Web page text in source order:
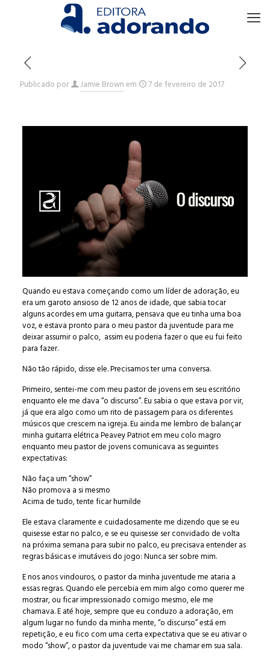
Publicado por Jamie Brownem 7 de fevereiro de 2017
Quando eu estava começando como um líder de adoração, eu
era um garoto ansioso de 12 anos de idade, que sabia tocar
alguns acordes em uma guitarra, pensava que eu tinha uma boa
voz, e estava pronto para o meu pastor da juventude para me
deixar assumir o palco, assim eu poderia fazer o que eu fui feito
para fazer.
Não tão rápido, disse ele. Precisamos ter uma conversa.
Primeiro, sentei-me com meu pastor de jovens em seu escritório
enquanto ele me dava “o discurso”. Eu sabia o que estava por vir,
já que era algo como um rito de passagem para os diferentes
músicos que crescem na igreja. Eu ainda me lembro de balançar
minha guitarra elétrica Peavey Patriot em meu colo magro
enquanto meu pastor de jovens comunicava as seguintes
expectativas:
Não faça um “show”
Não promova a si mesmo
Acima de tudo, tente ficar humilde
Ele estava claramente e cuidadosamente me dizendo que se eu
quisesse estar no palco, e se eu quisesse ser convidado de volta
na próxima semana para subir no palco, eu precisava entender as
regras básicas e imutáveis do jogo: Nunca ser sobre mim.
E nos anos vindouros, o pastor da minha juventude me ataria a
essas regras. Quando ele percebia em mim algo como querer me
mostrar, ou ficar impressionado comigo mesmo, ele me
chamava. E até hoje, sempre que eu conduzo a adoração, em
algum lugar no fundo da minha mente, “o discurso” está em
repetição, e eu fico com uma certa expectativa que se eu ativar o
modo “show”, o pastor da juventude vai me chamar em sua sala.